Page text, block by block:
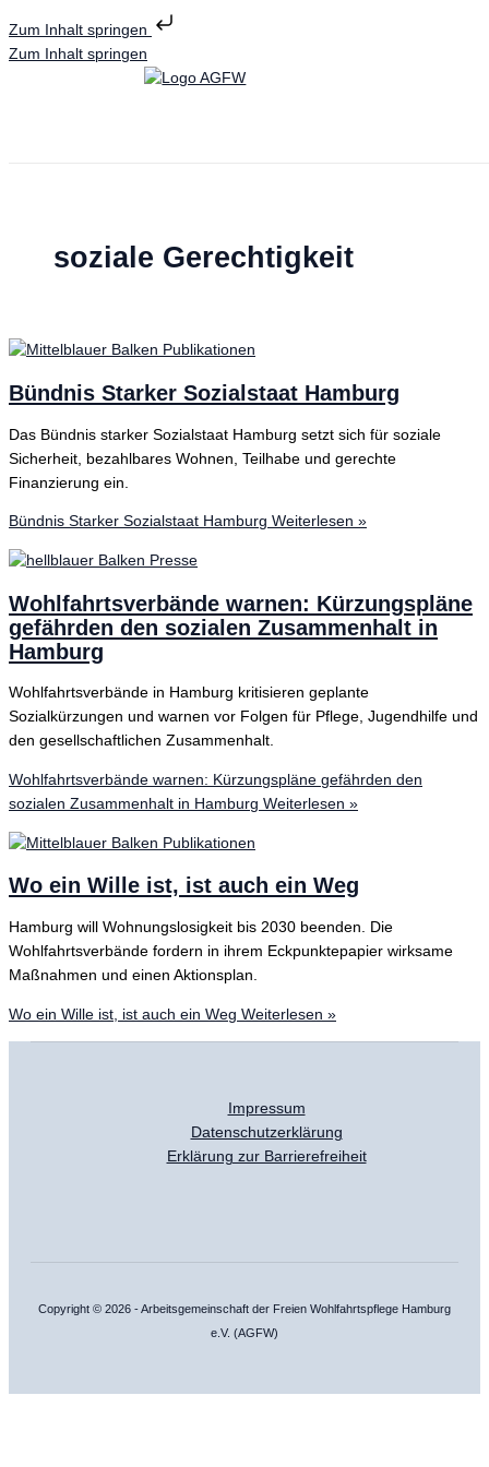
Zum Inhalt springen
Zum Inhalt springen
soziale Gerechtigkeit
Bündnis Starker Sozialstaat Hamburg
Das Bündnis starker Sozialstaat Hamburg setzt sich für soziale
Sicherheit, bezahlbares Wohnen, Teilhabe und gerechte
Finanzierung ein.
Bündnis Starker Sozialstaat Hamburg Weiterlesen »
Wohlfahrtsverbände warnen: Kürzungspläne
gefährden den sozialen Zusammenhalt in
Hamburg
Wohlfahrtsverbände in Hamburg kritisieren geplante
Sozialkürzungen und warnen vor Folgen für Pflege, Jugendhilfe und
den gesellschaftlichen Zusammenhalt.
Wohlfahrtsverbände warnen: Kürzungspläne gefährden den
sozialen Zusammenhalt in Hamburg Weiterlesen »
Wo ein Wille ist, ist auch ein Weg
Hamburg will Wohnungslosigkeit bis 2030 beenden. Die
Wohlfahrtsverbände fordern in ihrem Eckpunktepapier wirksame
Maßnahmen und einen Aktionsplan.
Wo ein Wille ist, ist auch ein Weg Weiterlesen »
Impressum
Datenschutzerklärung
Erklärung zur Barrierefreiheit
Copyright © 2026 - Arbeitsgemeinschaft der Freien Wohlfahrtspflege Hamburg
e.V. (AGFW)